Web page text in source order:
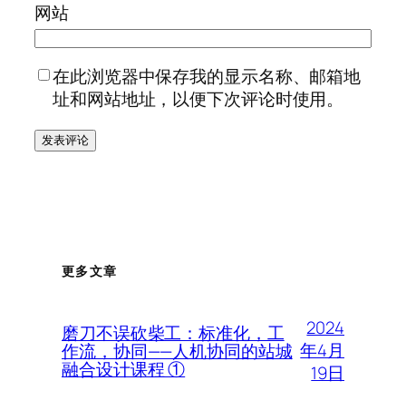
网站
在此浏览器中保存我的显示名称、邮箱地
址和网站地址，以便下次评论时使用。
更多文章
磨刀不误砍柴工：标准化，工
作流，协同——人机协同的站城
融合设计课程 ①
2024
年4月
19日